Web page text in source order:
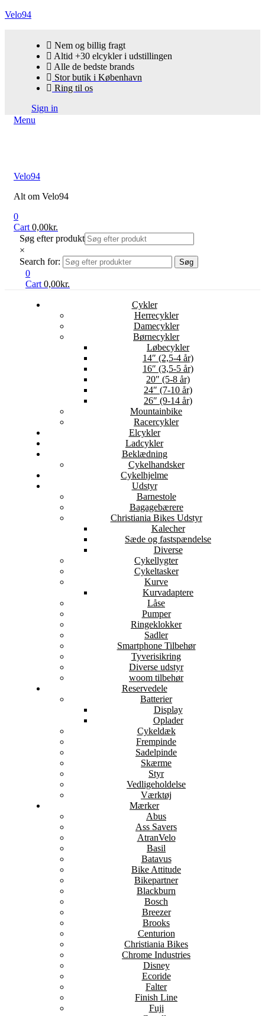
Velo94
Nem og billig fragt
Altid +30 elcykler i udstillingen
Alle de bedste brands
Stor butik i København
Ring til os
Sign in
Menu
Velo94
Alt om Velo94
0
Cart 0,00kr.
Søg efter produkt
×
Search for:
Søg
0
Cart 0,00kr.
Cykler
Herrecykler
Damecykler
Børnecykler
Løbecykler
14″ (2,5-4 år)
16″ (3,5-5 år)
20″ (5-8 år)
24″ (7-10 år)
26″ (9-14 år)
Mountainbike
Racercykler
Elcykler
Ladcykler
Beklædning
Cykelhandsker
Cykelhjelme
Udstyr
Barnestole
Bagagebærere
Christiania Bikes Udstyr
Kalecher
Sæde og fastspændelse
Diverse
Cykellygter
Cykeltasker
Kurve
Kurvadaptere
Låse
Pumper
Ringeklokker
Sadler
Smartphone Tilbehør
Tyverisikring
Diverse udstyr
woom tilbehør
Reservedele
Batterier
Display
Oplader
Cykeldæk
Frempinde
Sadelpinde
Skærme
Styr
Vedligeholdelse
Værktøj
Mærker
Abus
Ass Savers
AtranVelo
Basil
Batavus
Bike Attitude
Bikepartner
Blackburn
Bosch
Breezer
Brooks
Centurion
Christiania Bikes
Chrome Industries
Disney
Ecoride
Falter
Finish Line
Fuji